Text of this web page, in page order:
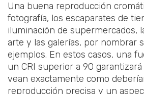
Una buena reproducción
fotografía, los escaparates de
iluminación de supermercados,
arte y las galerías, por nombrar
ejemplos. En estos casos, una
un CRI superior a 90
vean exactamente como
reproducción precisa y un